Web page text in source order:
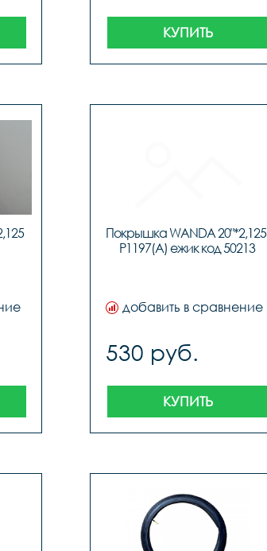
КУПИТЬ
Покрышка WANDA 20"*2,125
P1197(A) ежик код 50213
добавить в сравнение
530 руб.
КУПИТЬ